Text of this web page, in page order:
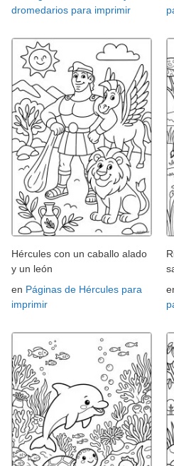
dromedarios para imprimir
Hércules con un caballo alado
y un león
en Páginas de Hércules para
imprimir